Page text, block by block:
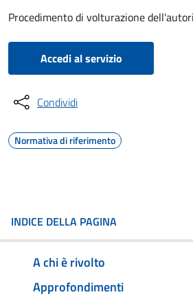
Procedimento di volturazione
Accedi al servizio
Condividi
Normativa di riferimento
INDICE DELLA PAGINA
A chi è rivolto
Approfondimenti